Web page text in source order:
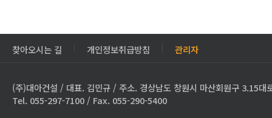
찾아오시는 길 개인정보취급방침 관리자
(주)대아건설 / 대표. 김민규 / 주소. 경상남도 창원시 마산회원구 3.15대
Tel. 055-297-7100 / Fax. 055-290-5400